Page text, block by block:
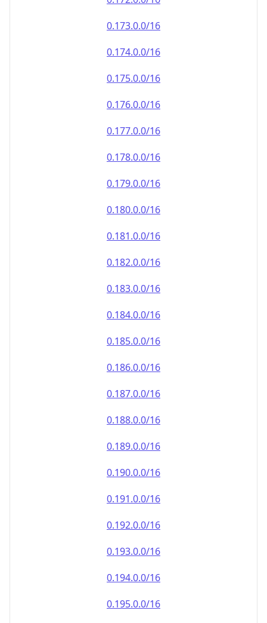
0.173.0.0/16
0.174.0.0/16
0.175.0.0/16
0.176.0.0/16
0.177.0.0/16
0.178.0.0/16
0.179.0.0/16
0.180.0.0/16
0.181.0.0/16
0.182.0.0/16
0.183.0.0/16
0.184.0.0/16
0.185.0.0/16
0.186.0.0/16
0.187.0.0/16
0.188.0.0/16
0.189.0.0/16
0.190.0.0/16
0.191.0.0/16
0.192.0.0/16
0.193.0.0/16
0.194.0.0/16
0.195.0.0/16